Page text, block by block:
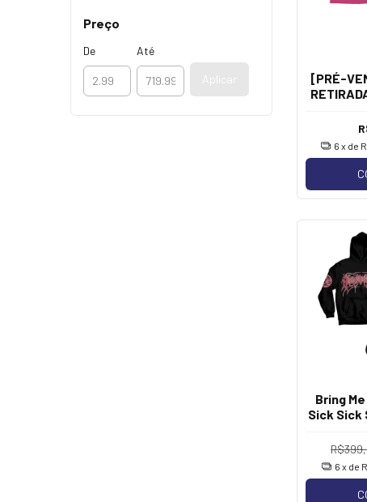
Preço
De Até
Aplicar
[PRÉ-
6 x de
Bring
Sick
6 x de